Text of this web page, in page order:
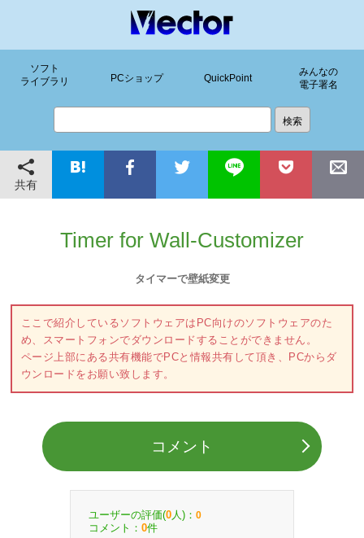
ソフト
ライブラリ
PCショップ QuickPoint
みんなの
電子署名
共有
Timer for Wall-Customizer
タイマーで壁紙変更
ここで紹介しているソフトウェアはPC向けのソフトウェアのた
め、スマートフォンでダウンロードすることができません。
ページ上部にある共有機能でPCと情報共有して頂き、PCからダ
ウンロードをお願い致します。
コメント
ユーザーの評価(0 人)： 0
コメント： 0件